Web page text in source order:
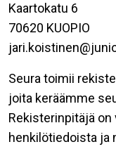
Kaartokatu 6
70620 KUOPIO
Seura toimii
joita keräämme
Rekisterinpitäjä
henkilötiedoista ja